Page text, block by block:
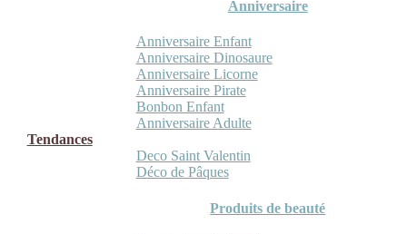
Anniversaire
Anniversaire Enfant
Anniversaire Dinosaure
Anniversaire Licorne
Anniversaire Pirate
Bonbon Enfant
Anniversaire Adulte
Tendances
Deco Saint Valentin
Déco de Pâques
Produits de beauté